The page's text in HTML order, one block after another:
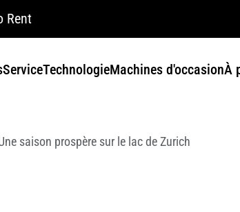
Rent
ServiceTechnologieMachines d'occasionÀ
saison prospère sur le lac de Zurich